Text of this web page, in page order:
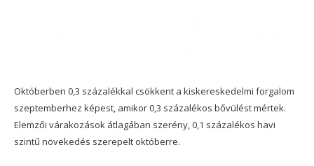
Októberben 0,3 százalékkal csökkent a kiskereskedelmi forgalom
szeptemberhez képest, amikor 0,3 százalékos bővülést mértek.
Elemzői várakozások átlagában szerény, 0,1 százalékos havi
szintű növekedés szerepelt októberre.